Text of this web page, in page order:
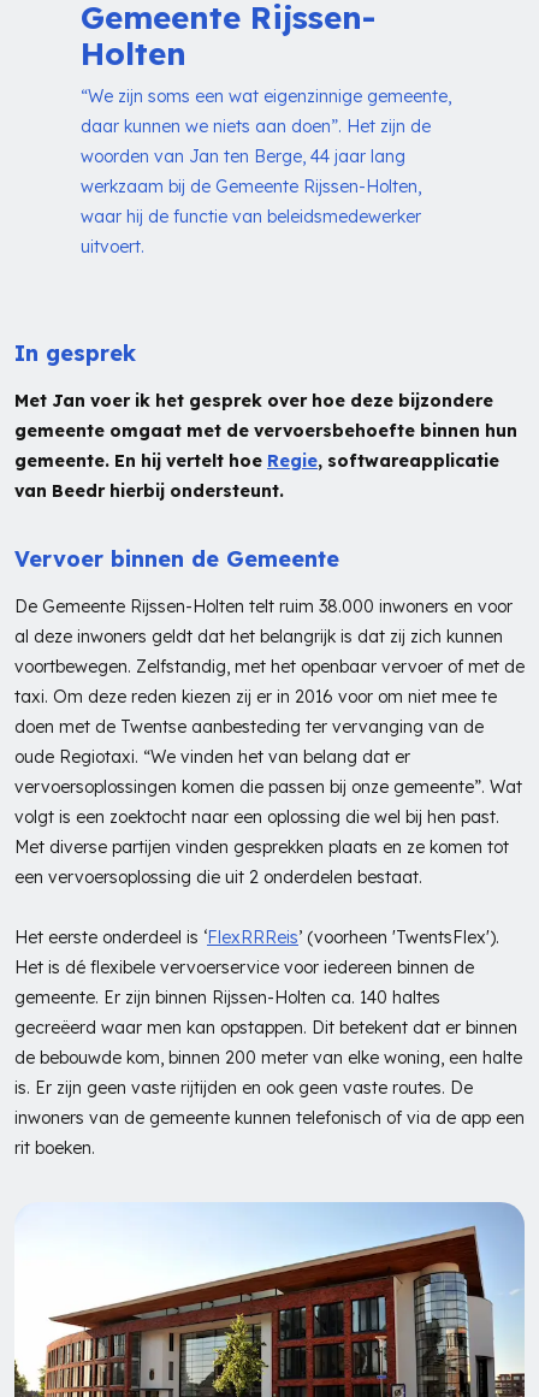
Gemeente Rijssen-
Holten
“We zijn soms een wat eigenzinnige gemeente,
daar kunnen we niets aan doen”. Het zijn de
woorden van Jan ten Berge, 44 jaar lang
werkzaam bij de Gemeente Rijssen-Holten,
waar hij de functie van beleidsmedewerker
uitvoert.
In gesprek
Met Jan voer ik het gesprek over hoe deze bijzondere
gemeente omgaat met de vervoersbehoefte binnen hun
gemeente. En hij vertelt hoe Regie, softwareapplicatie
van Beedr hierbij ondersteunt.
Vervoer binnen de Gemeente
De Gemeente Rijssen-Holten telt ruim 38.000 inwoners en voor
al deze inwoners geldt dat het belangrijk is dat zij zich kunnen
voortbewegen. Zelfstandig, met het openbaar vervoer of met de
taxi. Om deze reden kiezen zij er in 2016 voor om niet mee te
doen met de Twentse aanbesteding ter vervanging van de
oude Regiotaxi. “We vinden het van belang dat er
vervoersoplossingen komen die passen bij onze gemeente”. Wat
volgt is een zoektocht naar een oplossing die wel bij hen past.
Met diverse partijen vinden gesprekken plaats en ze komen tot
een vervoersoplossing die uit 2 onderdelen bestaat.
Het eerste onderdeel is ‘FlexRRReis’ (voorheen 'TwentsFlex').
Het is dé flexibele vervoerservice voor iedereen binnen de
gemeente. Er zijn binnen Rijssen-Holten ca. 140 haltes
gecreëerd waar men kan opstappen. Dit betekent dat er binnen
de bebouwde kom, binnen 200 meter van elke woning, een halte
is. Er zijn geen vaste rijtijden en ook geen vaste routes. De
inwoners van de gemeente kunnen telefonisch of via de app een
rit boeken.